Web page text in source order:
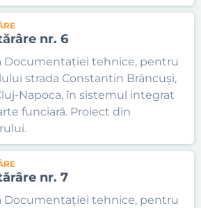
nr. 6
Documentației tehnice, pentru
strada Constantin Brâncuși,
Napoca, în sistemul integrat
funciară. Proiect din
nr. 7
Documentației tehnice, pentru